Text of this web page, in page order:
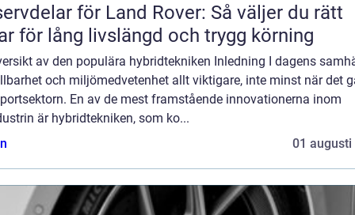
för Land Rover: Så väljer du rätt
för lång livslängd och trygg körning
av den populära hybridtekniken Inledning I dagens
och miljömedvetenhet allt viktigare, inte minst när det
En av de mest framstående innovationerna inom
är hybridtekniken, som ko...
01 augusti